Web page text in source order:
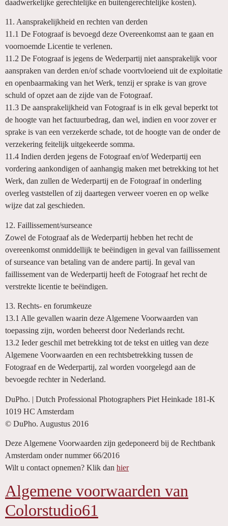
daadwerkelijke gerechtelijke en buitengerechtelijke kosten).
11. Aansprakelijkheid en rechten van derden
11.1 De Fotograaf is bevoegd deze Overeenkomst aan te gaan en
voornoemde Licentie te verlenen.
11.2 De Fotograaf is jegens de Wederpartij niet aansprakelijk voor
aanspraken van derden en/of schade voortvloeiend uit de exploitatie
en openbaarmaking van het Werk, tenzij er sprake is van grove
schuld of opzet aan de zijde van de Fotograaf.
11.3 De aansprakelijkheid van Fotograaf is in elk geval beperkt tot
de hoogte van het factuurbedrag, dan wel, indien en voor zover er
sprake is van een verzekerde schade, tot de hoogte van de onder de
verzekering feitelijk uitgekeerde somma.
11.4 Indien derden jegens de Fotograaf en/of Wederpartij een
vordering aankondigen of aanhangig maken met betrekking tot het
Werk, dan zullen de Wederpartij en de Fotograaf in onderling
overleg vaststellen of zij daartegen verweer voeren en op welke
wijze dat zal geschieden.
12. Faillissement/surseance
Zowel de Fotograaf als de Wederpartij hebben het recht de
overeenkomst onmiddellijk te beëindigen in geval van faillissement
of surseance van betaling van de andere partij. In geval van
faillissement van de Wederpartij heeft de Fotograaf het recht de
verstrekte licentie te beëindigen.
13. Rechts- en forumkeuze
13.1 Alle gevallen waarin deze Algemene Voorwaarden van
toepassing zijn, worden beheerst door Nederlands recht.
13.2 Ieder geschil met betrekking tot de tekst en uitleg van deze
Algemene Voorwaarden en een rechtsbetrekking tussen de
Fotograaf en de Wederpartij, zal worden voorgelegd aan de
bevoegde rechter in Nederland.
DuPho. | Dutch Professional Photographers Piet Heinkade 181-K
1019 HC Amsterdam
© DuPho. Augustus 2016
Deze Algemene Voorwaarden zijn gedeponeerd bij de Rechtbank
Amsterdam onder nummer 66/2016
Wilt u contact opnemen? Klik dan hier
Algemene voorwaarden van
Colorstudio61